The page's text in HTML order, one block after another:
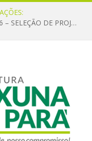
CHAMAMENTO PÚBLICO Nº 01/2026 – SELEÇÃO DE PROJETOS PARA FIRMAR TERMO DE EXECUÇÃO CULTURAL COM RECURSOS DA POLÍTICA NACIONAL ALDIR BLANC DE FOMENTO À CULTURA – PNAB (LEI Nº 14.399/2022)